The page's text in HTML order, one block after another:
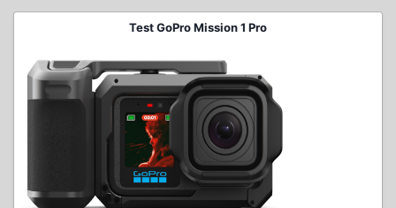
Test GoPro Mission 1 Pro